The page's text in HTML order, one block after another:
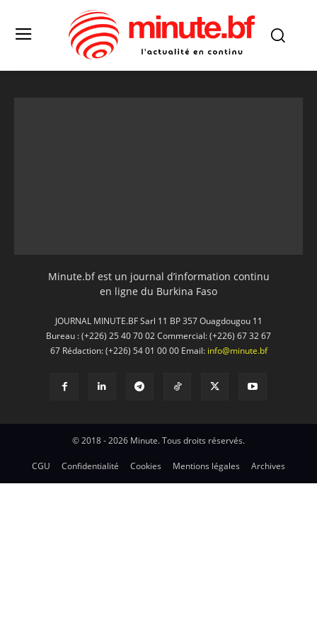
Minute.bf est un journal d’information continu
en ligne du Burkina Faso
JOURNAL MINUTE.BF Sarl 11 BP 357 Ouagdougou 11
Bureau : (+226) 25 40 70 02 Commercial: (+226) 67 32 67
67 Rédaction: (+226) 54 01 00 00 Email: info@minute.bf
© 2018 - 2026 Minute. Tous droits réservés.
CGU Confidentialité Cookies Mentions légales Archives